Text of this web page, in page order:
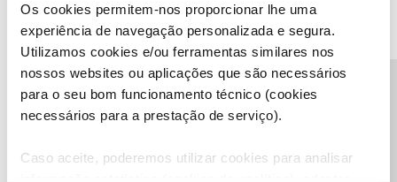
Os cookies permitem-nos proporcionar lhe uma
experiência de navegação personalizada e segura.
Utilizamos cookies e/ou ferramentas similares nos
nossos websites ou aplicações que são necessários
para o seu bom funcionamento técnico (cookies
necessários para a prestação de serviço).
Caso aceite, poderemos utilizar cookies para analisar
Será um problema na box ou cabos?
Se eu repor os parâmetros originais, perco o arquivo ou os
agendamentos?
Posso agendar a troca de equipamento ao domicilio? A troca é
gratuita?
PNO